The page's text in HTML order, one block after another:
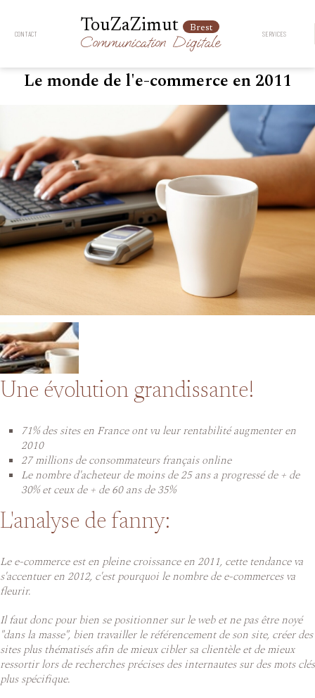
CONTACT TouZaZimut Brest
Communication Digitale SERVICES
Le monde de l'e-commerce en 2011
Une évolution grandissante!
71% des sites en France ont vu leur rentabilité augmenter en
2010
27 millions de consommateurs français online
Le nombre d'acheteur de moins de 25 ans a progressé de + de
30% et ceux de + de 60 ans de 35%
L'analyse de fanny:
Le e-commerce est en pleine croissance en 2011, cette tendance va
s'accentuer en 2012, c'est pourquoi le nombre de e-commerces va
fleurir.
Il faut donc pour bien se positionner sur le web et ne pas être noyé
"dans la masse", bien travailler le référencement de son site, créer des
sites plus thématisés afin de mieux cibler sa clientèle et de mieux
ressortir lors de recherches précises des internautes sur des mots clés
plus spécifique.